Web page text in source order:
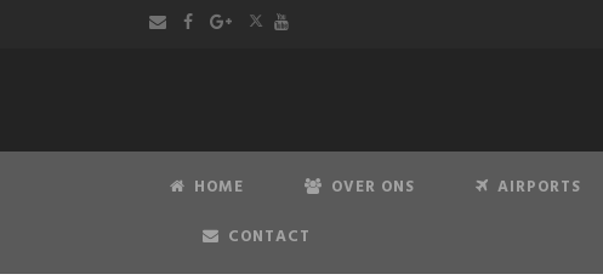
HOME OVER ONS AIRPORTS
CONTACT